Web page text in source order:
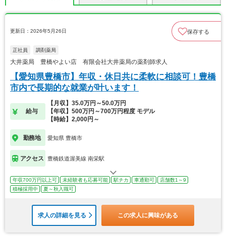
更新日：2026年5月26日 保存する
正社員 調剤薬局
大井薬局 豊橋やよい店 有限会社大井薬局の薬剤師求人
【愛知県豊橋市】年収・休日共に柔軟に相談可！豊橋
市内で長期的な就業が叶います！
給与
【月収】35.0万円～50.0万円
【年収】500万円～700万円程度 モデル
【時給】2,000円～
勤務地 愛知県 豊橋市
アクセス 豊橋鉄道渥美線 南栄駅
年収700万円以上可 未経験者も応募可能 駅チカ 車通勤可
店舗数1～9
積極採用中
夏～秋入職可
求人の詳細を見る この求人に興味がある